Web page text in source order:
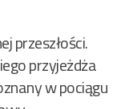
przeszłości.
przyjeżdża
w pociągu